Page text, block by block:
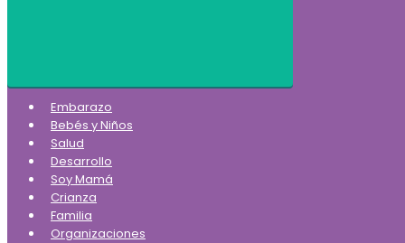
Embarazo
Bebés y Niños
Salud
Desarrollo
Soy Mamá
Crianza
Familia
Organizaciones